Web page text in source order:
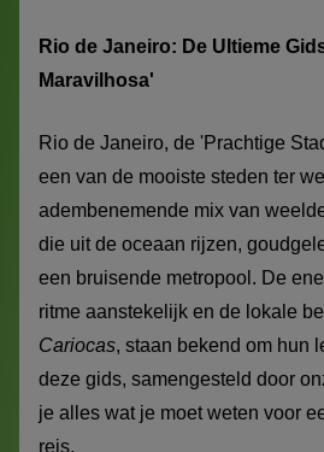
Rio de Janeiro: De Ultieme
Maravilhosa'
Rio de Janeiro, de 'Prachtige
een van de mooiste steden ter
adembenemende mix van
die uit de oceaan rijzen,
een bruisende metropool. De
ritme aanstekelijk en de lokale
Cariocas, staan bekend om hun
deze gids, samengesteld door
je alles wat je moet weten voor
reis.